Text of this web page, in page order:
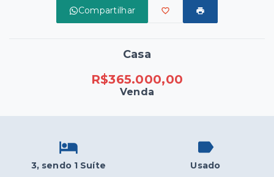
Compartilhar
Casa
R$365.000,00
Venda
3, sendo 1 Suíte Usado